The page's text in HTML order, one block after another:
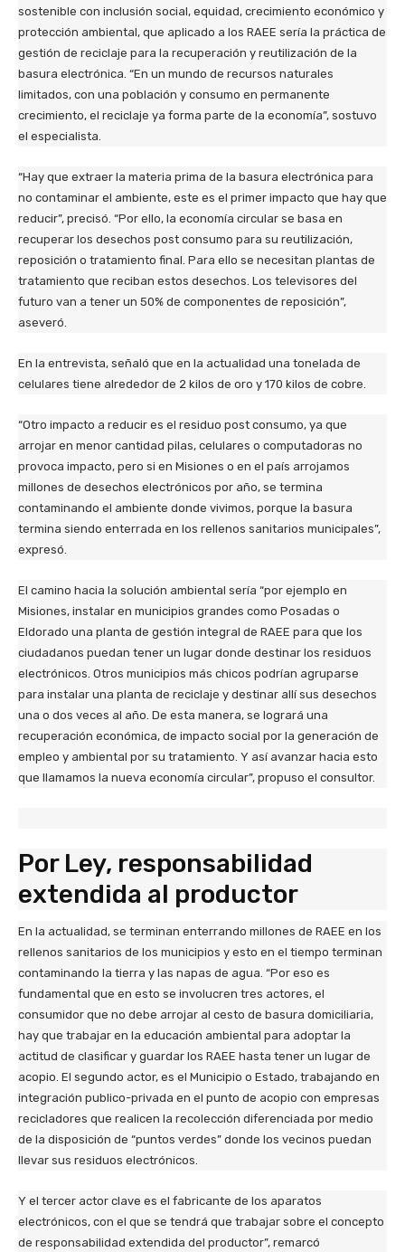
sostenible con inclusión social, equidad, crecimiento económico y
protección ambiental, que aplicado a los RAEE sería la práctica de
gestión de reciclaje para la recuperación y reutilización de la
basura electrónica. “En un mundo de recursos naturales
limitados, con una población y consumo en permanente
crecimiento, el reciclaje ya forma parte de la economía”, sostuvo
el especialista.
“Hay que extraer la materia prima de la basura electrónica para
no contaminar el ambiente, este es el primer impacto que hay que
reducir”, precisó. “Por ello, la economía circular se basa en
recuperar los desechos post consumo para su reutilización,
reposición o tratamiento final. Para ello se necesitan plantas de
tratamiento que reciban estos desechos. Los televisores del
futuro van a tener un 50% de componentes de reposición”,
aseveró.
En la entrevista, señaló que en la actualidad una tonelada de
celulares tiene alrededor de 2 kilos de oro y 170 kilos de cobre.
“Otro impacto a reducir es el residuo post consumo, ya que
arrojar en menor cantidad pilas, celulares o computadoras no
provoca impacto, pero si en Misiones o en el país arrojamos
millones de desechos electrónicos por año, se termina
contaminando el ambiente donde vivimos, porque la basura
termina siendo enterrada en los rellenos sanitarios municipales”,
expresó.
El camino hacia la solución ambiental sería “por ejemplo en
Misiones, instalar en municipios grandes como Posadas o
Eldorado una planta de gestión integral de RAEE para que los
ciudadanos puedan tener un lugar donde destinar los residuos
electrónicos. Otros municipios más chicos podrían agruparse
para instalar una planta de reciclaje y destinar allí sus desechos
una o dos veces al año. De esta manera, se logrará una
recuperación económica, de impacto social por la generación de
empleo y ambiental por su tratamiento. Y así avanzar hacia esto
que llamamos la nueva economía circular”, propuso el consultor.
Por Ley, responsabilidad
extendida al productor
En la actualidad, se terminan enterrando millones de RAEE en los
rellenos sanitarios de los municipios y esto en el tiempo terminan
contaminando la tierra y las napas de agua. “Por eso es
fundamental que en esto se involucren tres actores, el
consumidor que no debe arrojar al cesto de basura domiciliaria,
hay que trabajar en la educación ambiental para adoptar la
actitud de clasificar y guardar los RAEE hasta tener un lugar de
acopio. El segundo actor, es el Municipio o Estado, trabajando en
integración publico-privada en el punto de acopio con empresas
recicladores que realicen la recolección diferenciada por medio
de la disposición de “puntos verdes” donde los vecinos puedan
llevar sus residuos electrónicos.
Y el tercer actor clave es el fabricante de los aparatos
electrónicos, con el que se tendrá que trabajar sobre el concepto
de responsabilidad extendida del productor”, remarcó